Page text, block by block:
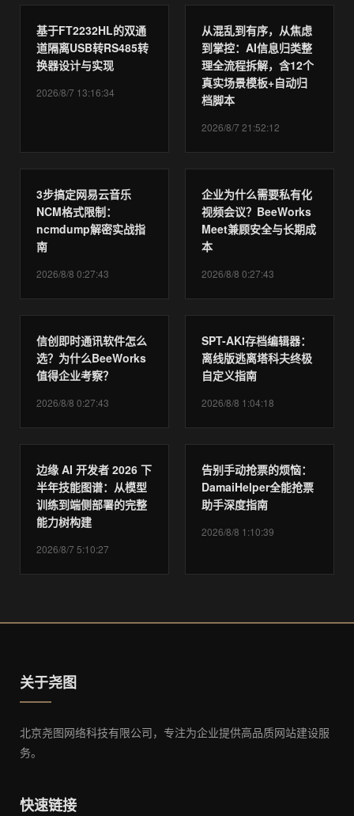
基于FT2232HL的双通
道隔离USB转RS485转
换器设计与实现
2026/8/7 13:16:34
从混乱到有序，从焦虑
到掌控：AI信息归类整
理全流程拆解，含12个
真实场景模板+自动归
档脚本
2026/8/7 21:52:12
3步搞定网易云音乐
NCM格式限制：
ncmdump解密实战指
南
2026/8/8 0:27:43
企业为什么需要私有化
视频会议？BeeWorks
Meet兼顾安全与长期成
本
2026/8/8 0:27:43
信创即时通讯软件怎么
选？为什么BeeWorks
值得企业考察？
2026/8/8 0:27:43
SPT-AKI存档编辑器：
离线版逃离塔科夫终极
自定义指南
2026/8/8 1:04:18
边缘 AI 开发者 2026 下
半年技能图谱：从模型
训练到端侧部署的完整
能力树构建
2026/8/7 5:10:27
告别手动抢票的烦恼：
DamaiHelper全能抢票
助手深度指南
2026/8/8 1:10:39
关于尧图
北京尧图网络科技有限公司，专注为企业提供高品质网站建设服
务。
快速链接